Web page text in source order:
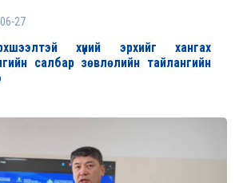
27
хүний эрхийг хангах
салбар зөвлөлийн тайлангийн